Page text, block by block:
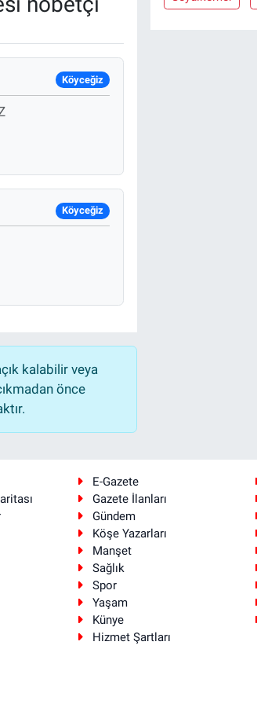
Köyceğiz
Köyceğiz
kalabilir veya
önce
E-Gazete
Gazete İlanları
Gündem
Köşe Yazarları
Manşet
Sağlık
Spor
Yaşam
Künye
Hizmet Şartları